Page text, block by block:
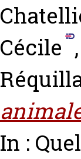
Cécile ,
In :